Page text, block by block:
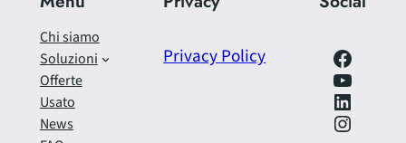
Chi siamo
Soluzioni
Offerte
Usato
News
Privacy Policy Facebook
https://www.youtube.com/@SfrecciAzzurra
LinkedIn
Instagram